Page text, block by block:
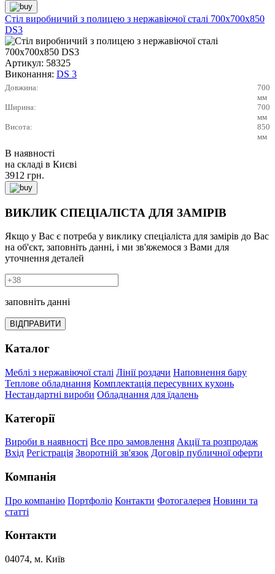
Стіл виробничий з полицею з нержавіючої сталі 700х700х850
DS3
Артикул: 58325
Виконання: DS 3
Довжина:
700
мм
Ширина:
700
мм
Висота:
850
мм
В наявності
на складі в Києві
3912 грн.
ВИКЛИК СПЕЦІАЛІСТА ДЛЯ ЗАМІРІВ
Якщо у Вас є потреба у виклику спеціаліста для замірів до Вас
на об'єкт, заповніть данні, і ми зв'яжемося з Вами для
уточнення деталей
заповніть данні
ВІДПРАВИТИ
Каталог
Меблі з нержавіючої сталі Лінії роздачи Наповнення бару
Теплове обладнання Комплектація пересувних кухонь
Нестандартні вироби Обладнання для їдалень
Категорії
Вироби в наявності Все про замовлення Акції та розпродаж
Вхід Регістрація Зворотній зв'язок Договір публичної оферти
Компанія
Про компанію Портфоліо Контакти Фотогалерея Новини та
статті
Контакти
04074, м. Київ